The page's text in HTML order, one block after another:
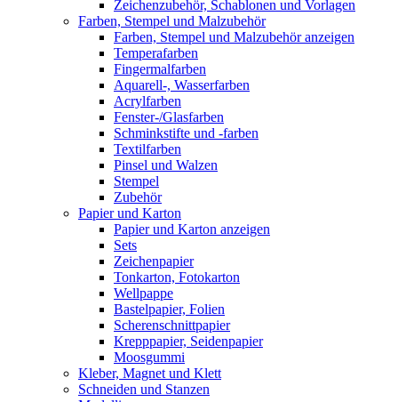
Zeichenzubehör, Schablonen und Vorlagen
Farben, Stempel und Malzubehör
Farben, Stempel und Malzubehör anzeigen
Temperafarben
Fingermalfarben
Aquarell-, Wasserfarben
Acrylfarben
Fenster-/Glasfarben
Schminkstifte und -farben
Textilfarben
Pinsel und Walzen
Stempel
Zubehör
Papier und Karton
Papier und Karton anzeigen
Sets
Zeichenpapier
Tonkarton, Fotokarton
Wellpappe
Bastelpapier, Folien
Scherenschnittpapier
Krepppapier, Seidenpapier
Moosgummi
Kleber, Magnet und Klett
Schneiden und Stanzen